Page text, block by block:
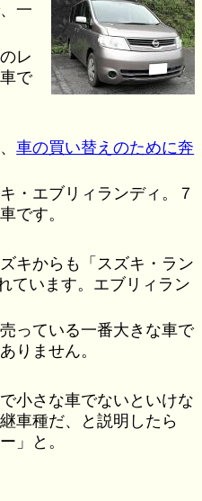
一
レ
で
車の買い替えのために奔
・エブリィランディ。７
です。
キからも「スズキ・ラン
ています。エブリィラン
っている一番大きな車で
りません。
小さな車でないといけな
車種だ、と説明したら
」と。